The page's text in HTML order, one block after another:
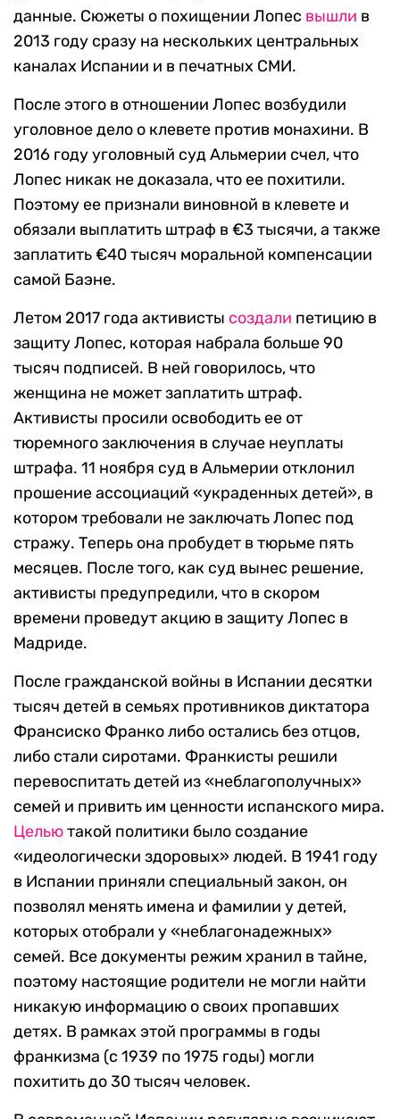
данные. Сюжеты о похищении Лопес вышли в
2013 году сразу на нескольких центральных
каналах Испании и в печатных СМИ.
После этого в отношении Лопес возбудили
уголовное дело о клевете против монахини. В
2016 году уголовный суд Альмерии счел, что
Лопес никак не доказала, что ее похитили.
Поэтому ее признали виновной в клевете и
обязали выплатить штраф в €3 тысячи, а также
заплатить €40 тысяч моральной компенсации
самой Баэне.
Летом 2017 года активисты создали петицию в
защиту Лопес, которая набрала больше 90
тысяч подписей. В ней говорилось, что
женщина не может заплатить штраф.
Активисты просили освободить ее от
тюремного заключения в случае неуплаты
штрафа. 11 ноября суд в Альмерии отклонил
прошение ассоциаций «украденных детей», в
котором требовали не заключать Лопес под
стражу. Теперь она пробудет в тюрьме пять
месяцев. После того, как суд вынес решение,
активисты предупредили, что в скором
времени проведут акцию в защиту Лопес в
Мадриде.
После гражданской войны в Испании десятки
тысяч детей в семьях противников диктатора
Франсиско Франко либо остались без отцов,
либо стали сиротами. Франкисты решили
перевоспитать детей из «неблагополучных»
семей и привить им ценности испанского мира.
Цельютакой политики было создание
«идеологически здоровых» людей. В 1941 году
в Испании приняли специальный закон, он
позволял менять имена и фамилии у детей,
которых отобрали у «неблагонадежных»
семей. Все документы режим хранил в тайне,
поэтому настоящие родители не могли найти
никакую информацию о своих пропавших
детях. В рамках этой программы в годы
франкизма (с 1939 по 1975 годы) могли
похитить до 30 тысяч человек.